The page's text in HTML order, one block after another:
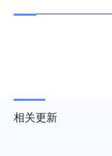
相关更新